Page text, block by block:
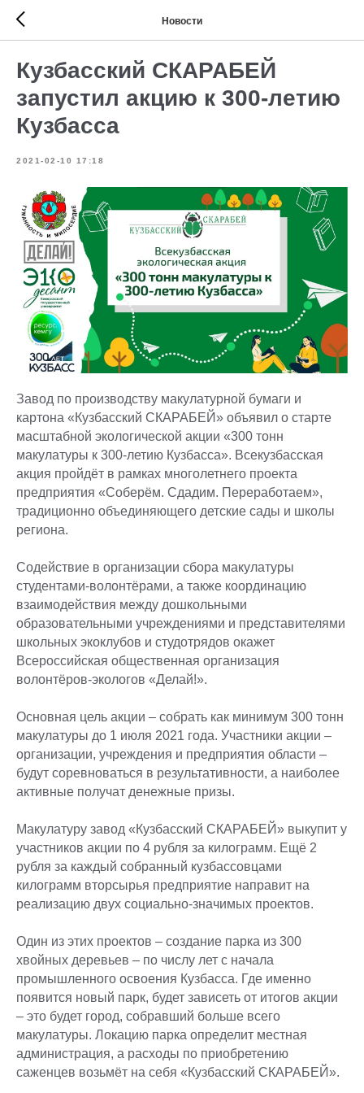
Новости
Кузбасский СКАРАБЕЙ
запустил акцию к 300-летию
Кузбасса
2021-02-10 17:18
Завод по производству макулатурной бумаги и
картона «Кузбасский СКАРАБЕЙ» объявил о старте
масштабной экологической акции «300 тонн
макулатуры к 300-летию Кузбасса». Всекузбасская
акция пройдёт в рамках многолетнего проекта
предприятия «Соберём. Сдадим. Переработаем»,
традиционно объединяющего детские сады и школы
региона.
Содействие в организации сбора макулатуры
студентами-волонтёрами, а также координацию
взаимодействия между дошкольными
образовательными учреждениями и представителями
школьных экоклубов и студотрядов окажет
Всероссийская общественная организация
волонтёров-экологов «Делай!».
Основная цель акции – собрать как минимум 300 тонн
макулатуры до 1 июля 2021 года. Участники акции –
организации, учреждения и предприятия области –
будут соревноваться в результативности, а наиболее
активные получат денежные призы.
Макулатуру завод «Кузбасский СКАРАБЕЙ» выкупит у
участников акции по 4 рубля за килограмм. Ещё 2
рубля за каждый собранный кузбассовцами
килограмм вторсырья предприятие направит на
реализацию двух социально-значимых проектов.
Один из этих проектов – создание парка из 300
хвойных деревьев – по числу лет с начала
промышленного освоения Кузбасса. Где именно
появится новый парк, будет зависеть от итогов акции
– это будет город, собравший больше всего
макулатуры. Локацию парка определит местная
администрация, а расходы по приобретению
саженцев возьмёт на себя «Кузбасский СКАРАБЕЙ».